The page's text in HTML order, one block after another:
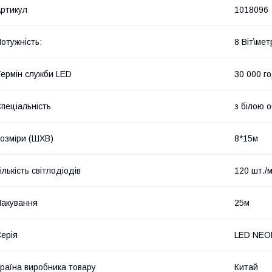
1018096
8
служби LED 30 000
з білою
(ШХВ) 8*15м
світлодіодів 120 шт./
25м
LED
виробника товару Китай